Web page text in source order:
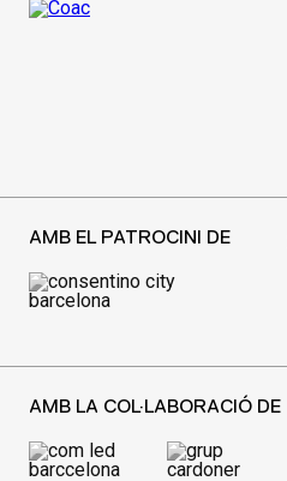
AMB EL PATROCINI DE
AMB LA COL·LABORACIÓ DE